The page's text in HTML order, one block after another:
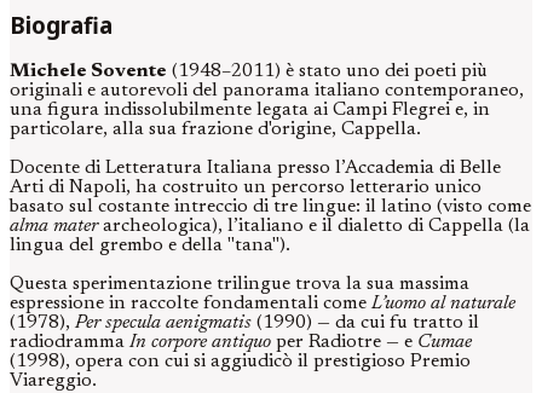
Biografia
Michele Sovente (1948–2011) è stato uno dei poeti più
originali e autorevoli del panorama italiano contemporaneo,
una figura indissolubilmente legata ai Campi Flegrei e, in
particolare, alla sua frazione d'origine, Cappella.
Docente di Letteratura Italiana presso l’Accademia di Belle
Arti di Napoli, ha costruito un percorso letterario unico
basato sul costante intreccio di tre lingue: il latino (visto come
alma materarcheologica), l’italiano e il dialetto di Cappella (la
lingua del grembo e della "tana").
Questa sperimentazione trilingue trova la sua massima
espressione in raccolte fondamentali come L’uomo al naturale
(1978), Per specula aenigmatis (1990) — da cui fu tratto il
radiodramma In corpore antiquo per Radiotre — e Cumae
(1998), opera con cui si aggiudicò il prestigioso Premio
Viareggio.